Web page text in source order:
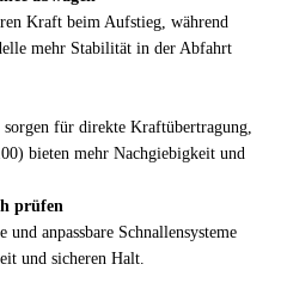
Kraft beim Aufstieg, während
mehr Stabilität in der Abfahrt
für direkte Kraftübertragung,
bieten mehr Nachgiebigkeit und
prüfen
anpassbare Schnallensysteme
und sicheren Halt.